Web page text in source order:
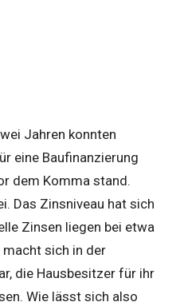
Jahren konnten
eine Baufinanzierung
dem Komma stand.
Das Zinsniveau hat sich
Zinsen liegen bei etwa
macht sich in der
die Hausbesitzer für ihr
Wie lässt sich also